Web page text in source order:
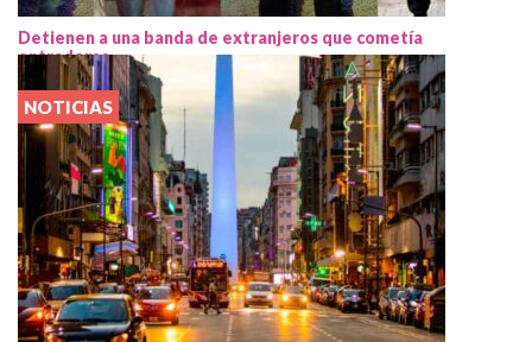
Detienen a una banda de extranjeros que cometía
entraderas
NOTICIAS